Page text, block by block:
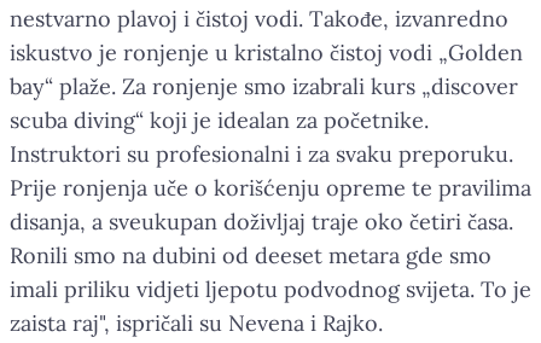
nestvarno plavoj i čistoj vodi. Takođe, izvanredno
iskustvo je ronjenje u kristalno čistoj vodi „Golden
bay“ plaže. Za ronjenje smo izabrali kurs „discover
scuba diving“ koji je idealan za početnike.
Instruktori su profesionalni i za svaku preporuku.
Prije ronjenja uče o korišćenju opreme te pravilima
disanja, a sveukupan doživljaj traje oko četiri časa.
Ronili smo na dubini od deeset metara gde smo
imali priliku vidjeti ljepotu podvodnog svijeta. To je
zaista raj", ispričali su Nevena i Rajko.